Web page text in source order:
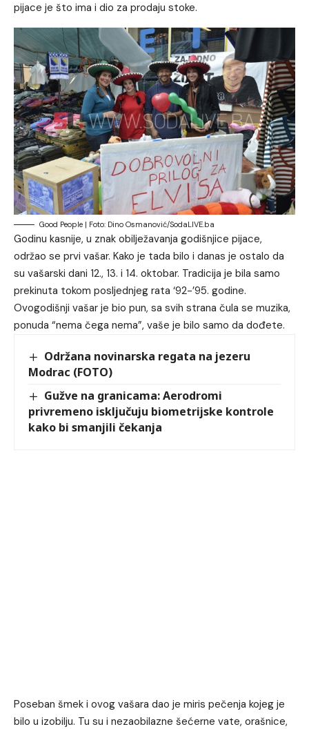
pijace je što ima i dio za prodaju stoke.
Good People | Foto: Dino Osmanović/SodaLIVE.ba
Godinu kasnije, u znak obilježavanja godišnjice pijace,
održao se prvi vašar. Kako je tada bilo i danas je ostalo da
su vašarski dani 12., 13. i 14. oktobar. Tradicija je bila samo
prekinuta tokom posljednjeg rata ‘92-’95. godine.
Ovogodišnji vašar je bio pun, sa svih strana čula se muzika,
ponuda “nema čega nema”, vaše je bilo samo da dođete.
Održana novinarska regata na jezeru
Modrac (FOTO)
Gužve na granicama: Aerodromi
privremeno isključuju biometrijske kontrole
kako bi smanjili čekanja
Poseban šmek i ovog vašara dao je miris pečenja kojeg je
bilo u izobilju. Tu su i nezaobilazne šećerne vate, orašnice,